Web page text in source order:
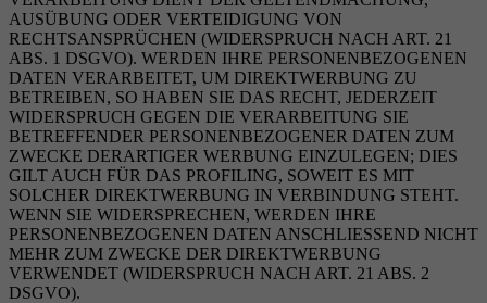
AUSÜBUNG ODER VERTEIDIGUNG VON
RECHTSANSPRÜCHEN (WIDERSPRUCH NACH ART. 21
ABS. 1 DSGVO). WERDEN IHRE PERSONENBEZOGENEN
DATEN VERARBEITET, UM DIREKTWERBUNG ZU
BETREIBEN, SO HABEN SIE DAS RECHT, JEDERZEIT
WIDERSPRUCH GEGEN DIE VERARBEITUNG SIE
BETREFFENDER PERSONENBEZOGENER DATEN ZUM
ZWECKE DERARTIGER WERBUNG EINZULEGEN; DIES
GILT AUCH FÜR DAS PROFILING, SOWEIT ES MIT
SOLCHER DIREKTWERBUNG IN VERBINDUNG STEHT.
WENN SIE WIDERSPRECHEN, WERDEN IHRE
PERSONENBEZOGENEN DATEN ANSCHLIESSEND NICHT
MEHR ZUM ZWECKE DER DIREKTWERBUNG
VERWENDET (WIDERSPRUCH NACH ART. 21 ABS. 2
DSGVO).